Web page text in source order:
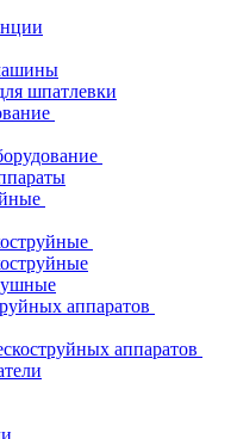
шпатлевки
аппаратов
аппаратов